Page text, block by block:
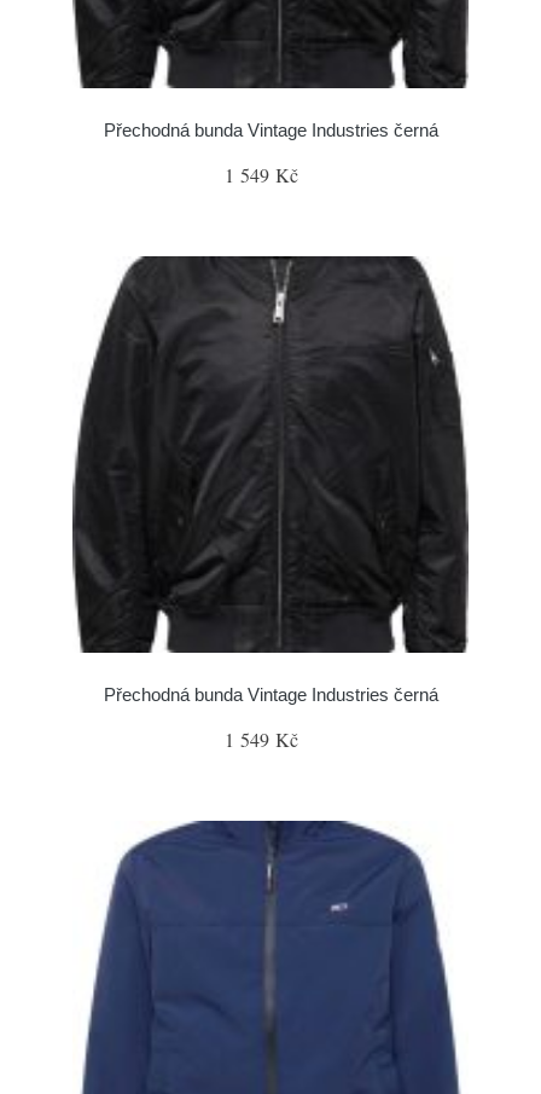
Přechodná bunda Vintage Industries černá
1 549 Kč
Přechodná bunda Vintage Industries černá
1 549 Kč